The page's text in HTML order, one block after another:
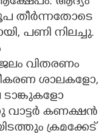
തീർന്നതോടെ
പണി നിലച്ചു.
വിതരണം
ശാലകളോ,
ടാങ്കുകളോ
വാട്ടർ കണക്ഷൻ
ക്രമക്കേട്